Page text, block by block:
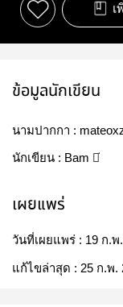
เ
ข้อมูลนักเขียน
นามปากกา :
นักเขียน : Bam ⚯͛
เผยแพร่
วันที่เผยแพร่ : 19 ก.พ
แก้ไขล่าสุด : 25 ก.พ.